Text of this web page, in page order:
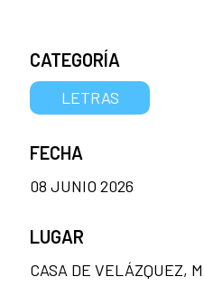
CATEGORÍA
LETRAS
FECHA
08 JUNIO 2026
LUGAR
CASA DE VELÁZQUEZ,